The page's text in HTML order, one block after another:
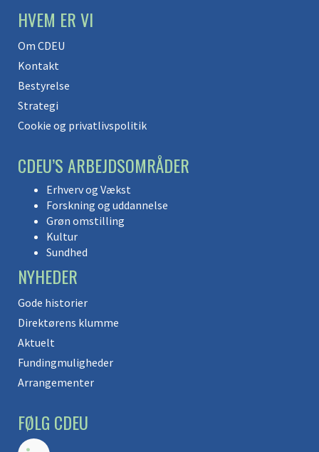
HVEM ER VI
Om CDEU
Kontakt
Bestyrelse
Strategi
Cookie og privatlivspolitik
CDEU’S ARBEJDSOMRÅDER
Erhverv og Vækst
Forskning og uddannelse
Grøn omstilling
Kultur
Sundhed
NYHEDER
Gode historier
Direktørens klumme
Aktuelt
Fundingmuligheder
Arrangementer
FØLG CDEU